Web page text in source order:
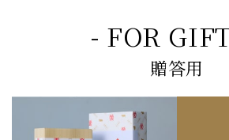
- FOR
贈答用